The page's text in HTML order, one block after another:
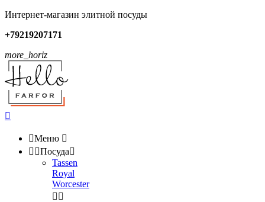
Интернет-магазин элитной посуды
+79219207171
more_horiz

Меню 
 Посуда
Tassen
Royal
Worcester
 